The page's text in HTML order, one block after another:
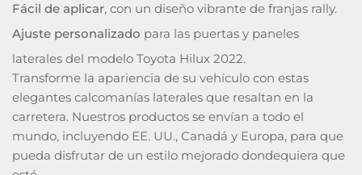
Fácil de aplicar, con un diseño vibrante de franjas rally.
Ajuste personalizado para las puertas y paneles
laterales del modelo Toyota Hilux 2022.
Transforme la apariencia de su vehículo con estas
elegantes calcomanías laterales que resaltan en la
carretera. Nuestros productos se envían a todo el
mundo, incluyendo EE. UU., Canadá y Europa, para que
pueda disfrutar de un estilo mejorado dondequiera que